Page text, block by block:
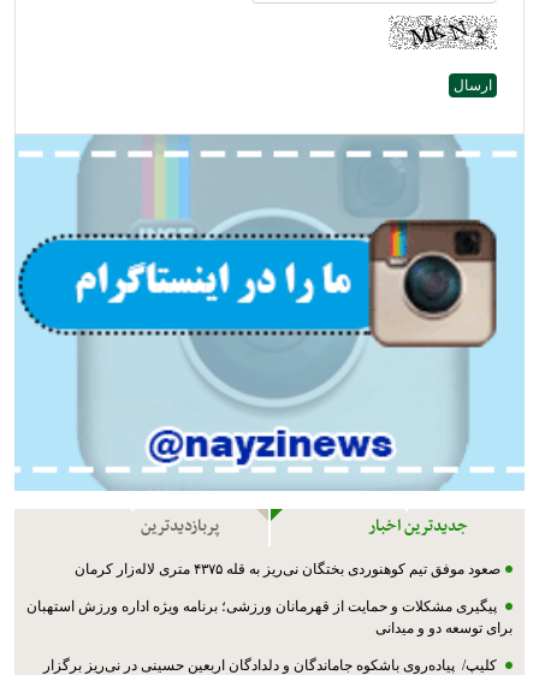
جدیدترین اخبار پربازدیدترین
صعود موفق تیم کوهنوردی بختگان نی‌ریز به قله ۴۳۷۵ متری لاله‌زار کرمان
پیگیری مشکلات و حمایت از قهرمانان ورزشی؛ برنامه ویژه اداره ورزش استهبان
برای توسعه دو و میدانی
کلیپ/ پیاده‌روی باشکوه جاماندگان و دلدادگان اربعین حسینی در نی‌ریز برگزار